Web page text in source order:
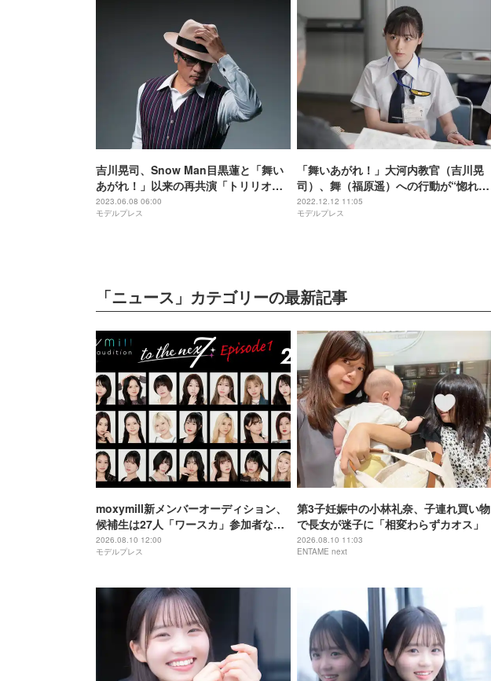
吉川晃司、Snow Man目黒蓮と「舞い
あがれ！」以来の再共演「トリリオン
ゲーム」出演決定
2023.06.08 06:00
モデルプレス
「舞いあがれ！」大河内教官（吉川晃
司）、舞（福原遥）への行動が“惚れて
まうやろ案件”「最高すぎます」「かっ
こいい」と反響続々
2022.12.12 11:05
モデルプレス
「ニュース」カテゴリーの最新記事
moxymill新メンバーオーディション、
候補生は27人「ワースカ」参加者など
実力者多数 YouTube投票で次ステージ
進出
2026.08.10 12:00
モデルプレス
第3子妊娠中の小林礼奈、子連れ買い物
で長女が迷子に「相変わらずカオス」
2026.08.10 11:03
ENTAME next